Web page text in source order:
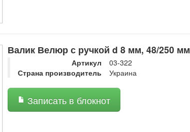
Валик Велюр с ручкой d 8 мм, 48/250 мм
Артикул
03-322
Страна производитель
Украина
Записать в блокнот